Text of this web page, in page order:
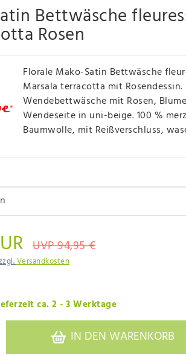
Bettwäsche
Rosen
Florale Mako-Satin Bettwäsche
Marsala terracotta mit Rosendessin.
Wendebettwäsche mit Rosen,
Wendeseite in uni-beige. 100 %
Baumwolle, mit Reißverschluss,
UVP 94,95 €
Versandkosten
ca. 2 - 3 Werktage
IN DEN WARENKORB